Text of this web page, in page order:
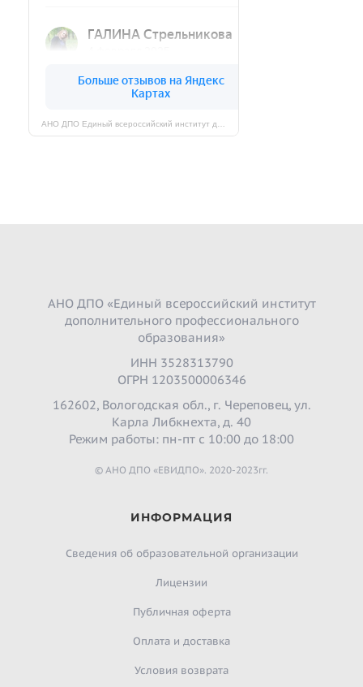
АНО ДПО «Единый всероссийский институт
дополнительного профессионального
образования»
ИНН 3528313790
ОГРН 1203500006346
162602, Вологодская обл., г. Череповец, ул.
Карла Либкнехта, д. 40
Режим работы: пн-пт с 10:00 до 18:00
© АНО ДПО «ЕВИДПО». 2020-2023гг.
ИНФОРМАЦИЯ
Сведения об образовательной организации
Лицензии
Публичная оферта
Оплата и доставка
Условия возврата